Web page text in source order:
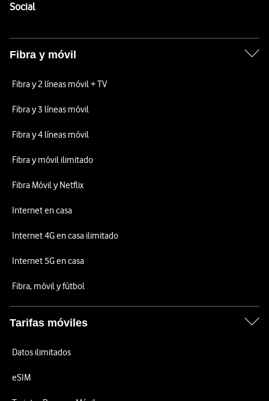
SocialEnlaces a las redes sociales de Vodafone
Fibra y móvil
Fibra y 2 líneas móvil + TV
Fibra y 3 líneas móvil
Fibra y 4 líneas móvil
Fibra y móvil ilimitado
Fibra Móvil y Netflix
Internet en casa
Internet 4G en casa ilimitado
Internet 5G en casa
Fibra, móvil y fútbol
Tarifas móviles
Datos ilimitados
eSIM